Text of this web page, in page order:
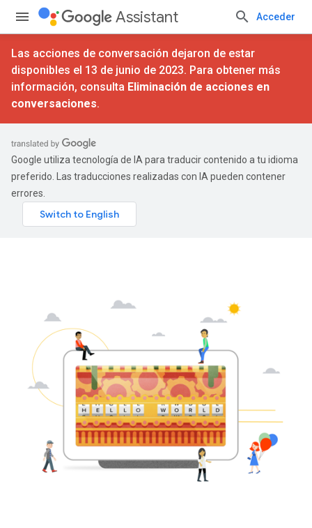
Assistant Acceder
Las acciones de conversación dejaron de estar
disponibles el 13 de junio de 2023. Para obtener más
información, consulta Eliminación de acciones en
conversaciones.
Google utiliza tecnología de IA para traducir contenido a tu idioma
preferido. Las traducciones realizadas con IA pueden contener
errores.